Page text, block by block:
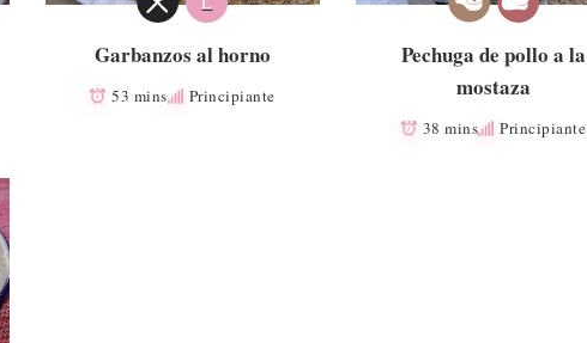
Garbanzos al horno
53 mins Principiante
Pechuga de pollo a la
mostaza
38 mins Principiante